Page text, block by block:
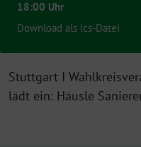
Stuttgart I
lädt ein: Häusle
18:00 Uhr
Download als ics-Datei